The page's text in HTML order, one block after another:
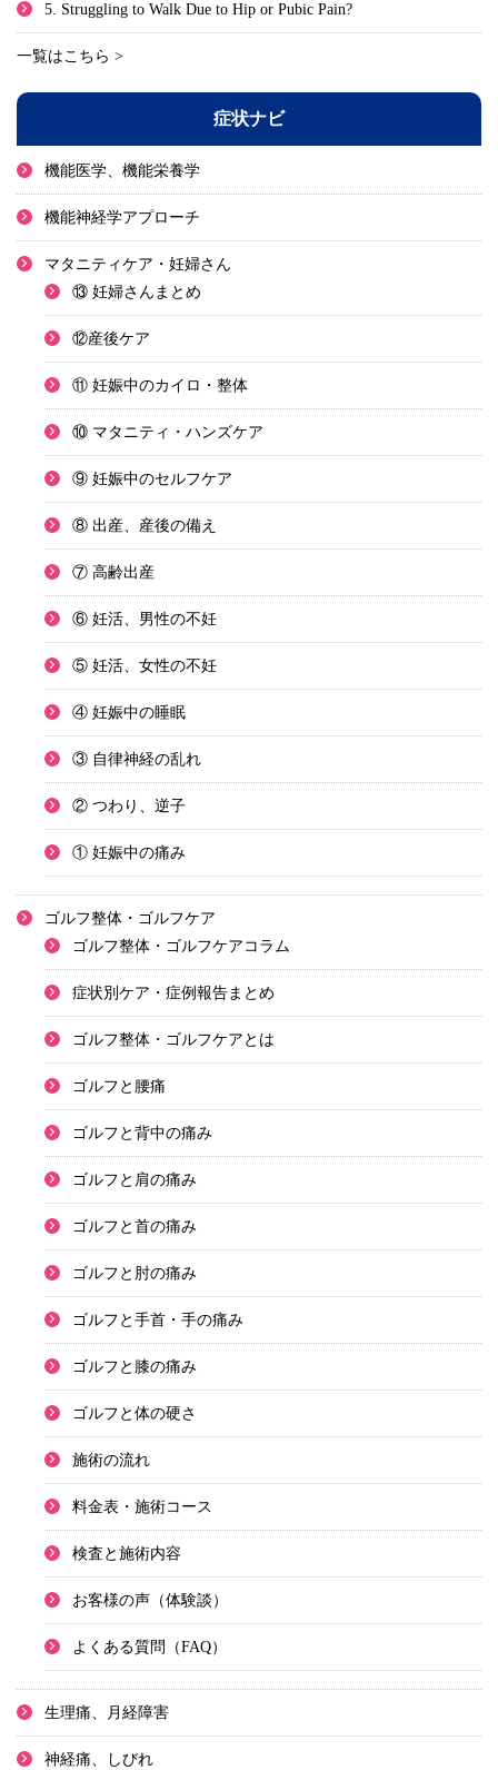
5. Struggling to Walk Due to Hip or Pubic Pain?
一覧はこちら >
症状ナビ
機能医学、機能栄養学
機能神経学アプローチ
マタニティケア・妊婦さん
⑬ 妊婦さんまとめ
⑫産後ケア
⑪ 妊娠中のカイロ・整体
⑩ マタニティ・ハンズケア
⑨ 妊娠中のセルフケア
⑧ 出産、産後の備え
⑦ 高齢出産
⑥ 妊活、男性の不妊
⑤ 妊活、女性の不妊
④ 妊娠中の睡眠
③ 自律神経の乱れ
② つわり、逆子
① 妊娠中の痛み
ゴルフ整体・ゴルフケア
ゴルフ整体・ゴルフケアコラム
症状別ケア・症例報告まとめ
ゴルフ整体・ゴルフケアとは
ゴルフと腰痛
ゴルフと背中の痛み
ゴルフと肩の痛み
ゴルフと首の痛み
ゴルフと肘の痛み
ゴルフと手首・手の痛み
ゴルフと膝の痛み
ゴルフと体の硬さ
施術の流れ
料金表・施術コース
検査と施術内容
お客様の声（体験談）
よくある質問（FAQ）
生理痛、月経障害
神経痛、しびれ